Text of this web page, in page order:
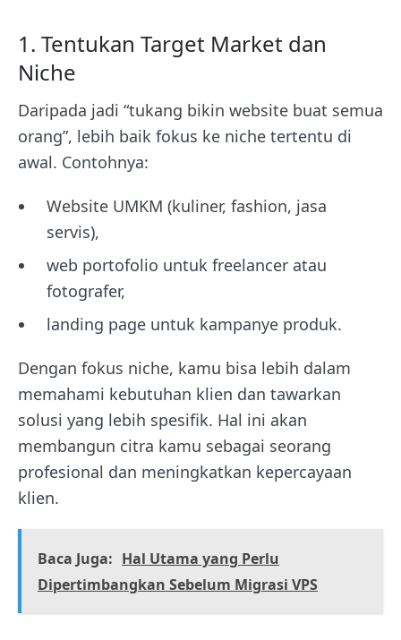
1. Tentukan Target Market dan
Niche
Daripada jadi “tukang bikin website buat semua
orang”, lebih baik fokus ke niche tertentu di
awal. Contohnya:
Website UMKM (kuliner, fashion, jasa
servis),
web portofolio untuk freelancer atau
fotografer,
landing page untuk kampanye produk.
Dengan fokus niche, kamu bisa lebih dalam
memahami kebutuhan klien dan tawarkan
solusi yang lebih spesifik. Hal ini akan
membangun citra kamu sebagai seorang
profesional dan meningkatkan kepercayaan
klien.
Baca Juga: Hal Utama yang Perlu
Dipertimbangkan Sebelum Migrasi VPS